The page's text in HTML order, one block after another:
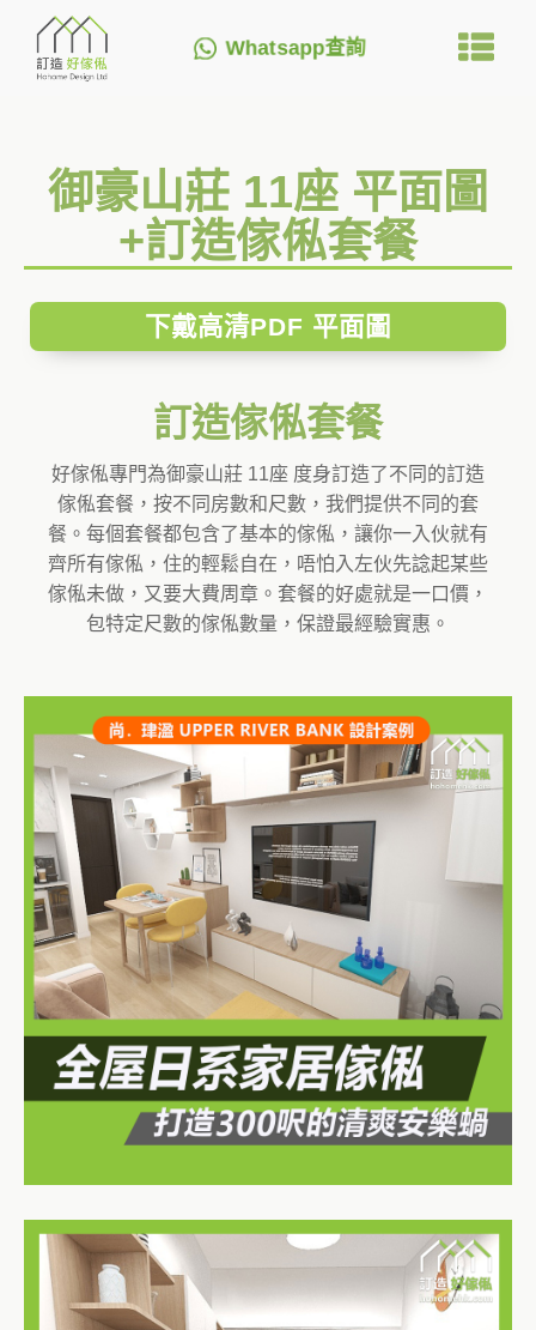
Whatsapp查詢
御豪山莊 11座 平面圖
+訂造傢俬套餐
下戴高清PDF 平面圖
訂造傢俬套餐
好傢俬專門為御豪山莊 11座 度身訂造了不同的訂造
傢俬套餐，按不同房數和尺數，我們提供不同的套
餐。每個套餐都包含了基本的傢俬，讓你一入伙就有
齊所有傢俬，住的輕鬆自在，唔怕入左伙先諗起某些
傢俬未做，又要大費周章。套餐的好處就是一口價，
包特定尺數的傢俬數量，保證最經驗實惠。